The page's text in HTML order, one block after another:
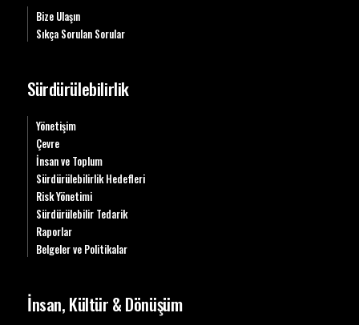
Bize Ulaşın
Sıkça Sorulan Sorular
Sürdürülebilirlik
Yönetişim
Çevre
İnsan ve Toplum
Sürdürülebilirlik Hedefleri
Risk Yönetimi
Sürdürülebilir Tedarik
Raporlar
Belgeler ve Politikalar
İnsan, Kültür & Dönüşüm